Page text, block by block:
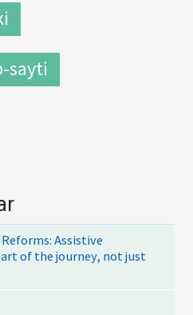
sayti
Assistive
of the journey, not just